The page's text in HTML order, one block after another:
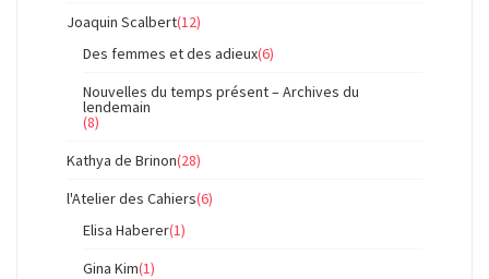
Joaquin Scalbert(12)
Des femmes et des adieux(6)
Nouvelles du temps présent – Archives du
lendemain
(8)
Kathya de Brinon(28)
l'Atelier des Cahiers(6)
Elisa Haberer(1)
Gina Kim(1)